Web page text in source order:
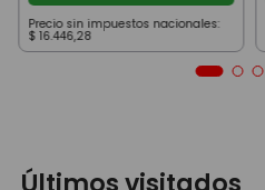
Precio sin impuestos nacionales:
$ 16.446,28